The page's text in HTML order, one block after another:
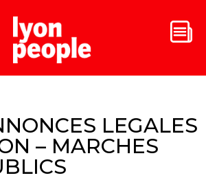
LEGALES
– MARCHES